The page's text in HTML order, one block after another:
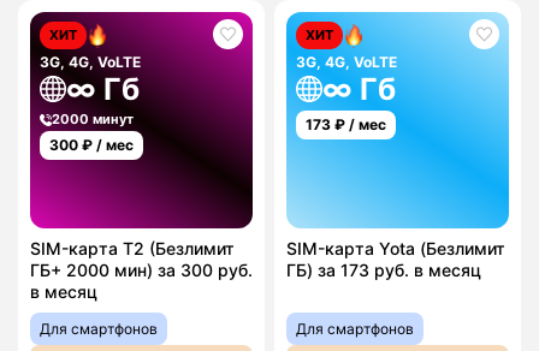
ХИТ
3G, 4G, VoLTE
∞ Гб
2000 минут
300 ₽ / мес
SIM-карта T2 (Безлимит
ГБ+ 2000 мин) за 300 руб.
в месяц
Для смартфонов
ХИТ
3G, 4G, VoLTE
∞ Гб
173 ₽ / мес
SIM-карта Yota (Безлимит
ГБ) за 173 руб. в месяц
Для смартфонов